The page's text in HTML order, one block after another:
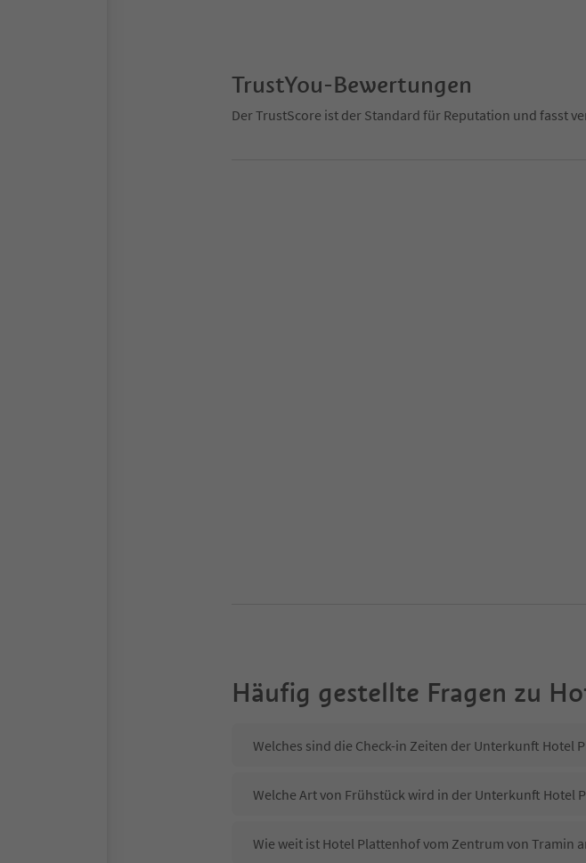
TrustYou-Bewertungen
Der TrustScore ist der Standard für Reputation und fasst
Häufig gestellte Fragen zu
Welches sind die Check-in Zeiten der Unterkunft Hotel
Welche Art von Frühstück wird in der Unterkunft Hotel
Wie weit ist Hotel Plattenhof vom Zentrum von Tramin